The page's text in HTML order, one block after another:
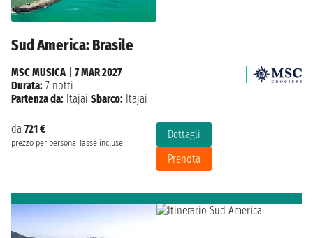
Sud America: Brasile
da 721 €
prezzo per persona Tasse incluse
Dettagli
Prenota
MSC MUSICA| 7 MAR 2027
Durata: 7 notti
Partenza da: Itajai Sbarco: Itajai